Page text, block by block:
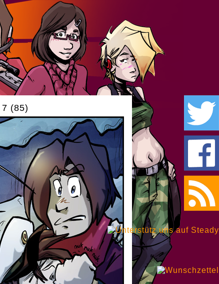
(85)